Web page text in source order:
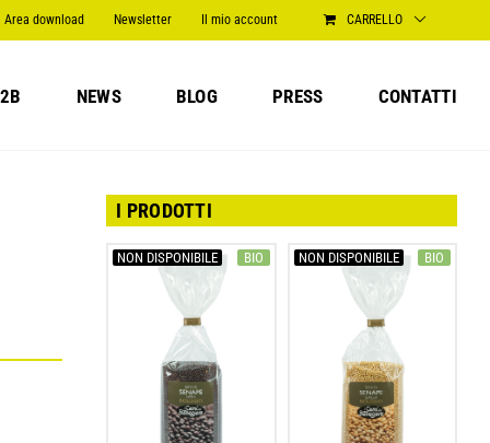
Area download Newsletter Il mio account CARRELLO
NEWS BLOG PRESS CONTATTI
I PRODOTTI
NON DISPONIBILE BIO NON DISPONIBILE BIO